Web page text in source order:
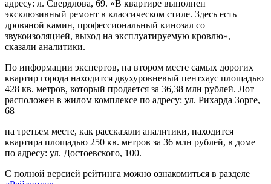
адресу: л. Свердлова, 69. «В квартире выполнен
эксклюзивный ремонт в классическом стиле. Здесь есть
дровяной камин, профессиональный кинозал со
звукоизоляцией, выход на эксплуатируемую кровлю», —
сказали аналитики.
По информации экспертов, на втором месте самых дорогих
квартир города находится двухуровневый пентхаус площадью
428 кв. метров, который продается за 36,38 млн рублей. Лот
расположен в жилом комплексе по адресу: ул. Рихарда Зорге,
68
на третьем месте, как рассказали аналитики, находится
квартира площадью 250 кв. метров за 36 млн рублей, в доме
по адресу: ул. Достоевского, 100.
С полной версией рейтинга можно ознакомиться в разделе